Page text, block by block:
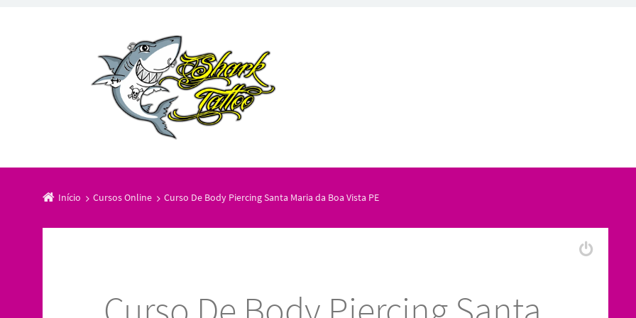
Início Cursos Online Curso De Body Piercing Santa Maria da Boa Vista PE